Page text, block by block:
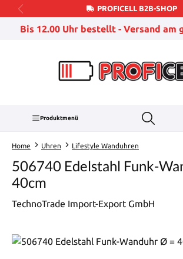
Zum Hauptinhalt springenPROFICELL B2B-SHOP
Bis 12.00 Uhr bestellt - Versand am
Produktmenü
Home Uhren Lifestyle Wanduhren
506740 Edelstahl Funk-
40cm
TechnoTrade Import-Export GmbH